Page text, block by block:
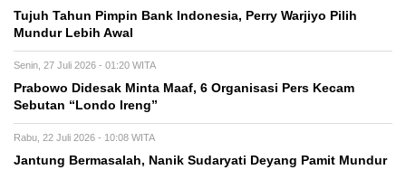
Tujuh Tahun Pimpin Bank Indonesia, Perry Warjiyo Pilih
Mundur Lebih Awal
Senin, 27 Juli 2026 - 01:20 WITA
Prabowo Didesak Minta Maaf, 6 Organisasi Pers Kecam
Sebutan “Londo Ireng”
Rabu, 22 Juli 2026 - 10:08 WITA
Jantung Bermasalah, Nanik Sudaryati Deyang Pamit Mundur